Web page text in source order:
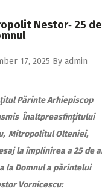
Nestor‑ 25
17, 2025 By admin
Părinte Arhiepiscop
Înaltpreasfințitului
Mitropolitul Olteniei,
la împlinirea a 25 de
la Domnul a părintelui
Vornicescu: